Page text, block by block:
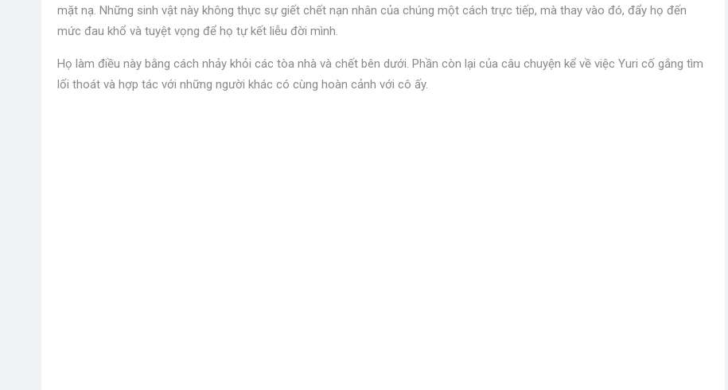
mặt nạ. Những sinh vật này không thực sự giết chết nạn nhân của chúng một cách trực tiếp, mà thay vào đó, đẩy họ đến
mức đau khổ và tuyệt vọng để họ tự kết liễu đời mình.
Họ làm điều này bằng cách nhảy khỏi các tòa nhà và chết bên dưới. Phần còn lại của câu chuyện kể về việc Yuri cố gắng tìm
lối thoát và hợp tác với những người khác có cùng hoàn cảnh với cô ấy.